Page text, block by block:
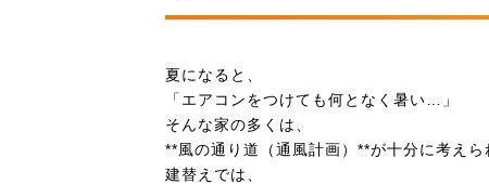
夏になると、
「エアコンをつけても何となく暑い…」
そんな家の多くは、
**風の通り道（通風計画）**が十分に考えら
建替えでは、